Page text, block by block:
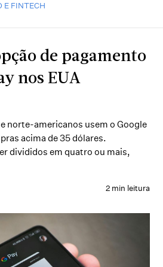
E FINTECH
de pagamento
nos EUA
norte-americanos usem o Google
acima de 35 dólares.
divididos em quatro ou mais,
2 min leitura